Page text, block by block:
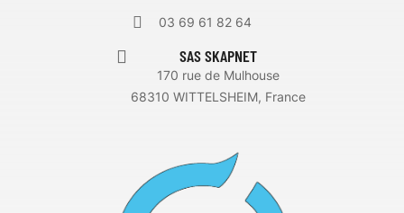
03 69 61 82 64
SAS SKAPNET
170 rue de Mulhouse
68310 WITTELSHEIM, France